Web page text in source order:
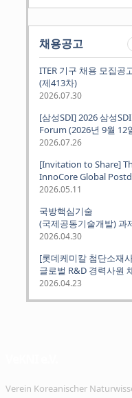
채용공고
ITER 기구 채용 모집공
(제413차)
2026.07.30
[삼성SDI] 2026 삼성
Forum (2026년 9월 12
뮌헨 개최)
2026.07.26
[Invitation to Share]
InnoCore Global
Job Fair: Meet Korea's
Institutes
2026.05.11
국방핵심기술
(국제공동기술개발) 과
안내 (~2026.06.26)
2026.04.30
[롯데케미칼 첨단소재
글로벌 R&D 경력사원
(~2026. 5.5)
2026.04.23
Verein Koreanischer